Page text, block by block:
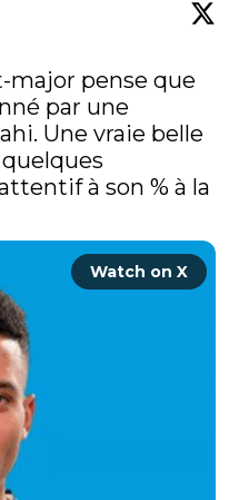
major pense que
par une
Une vraie belle
à son % à la
Watch on X